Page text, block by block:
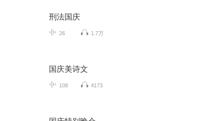
刑法国庆
26 1.7万
国庆美诗文
108 4173